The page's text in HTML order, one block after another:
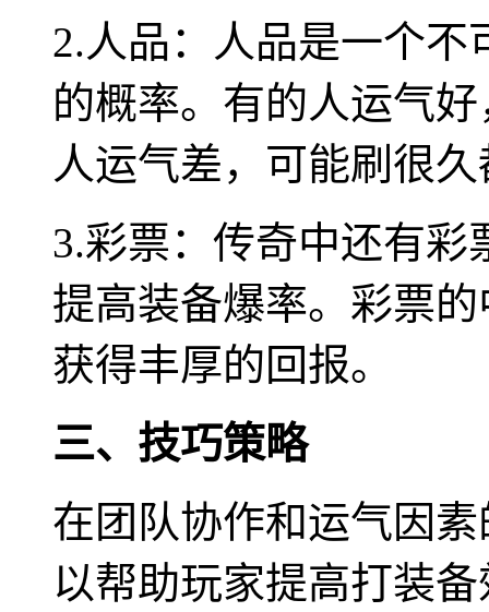
2.人品：人品是一个
的概率。有的人运气
人运气差，可能刷很
3.彩票：传奇中还有
提高装备爆率。彩票
获得丰厚的回报。
三、技巧策略
在团队协作和运气因
以帮助玩家提高打装